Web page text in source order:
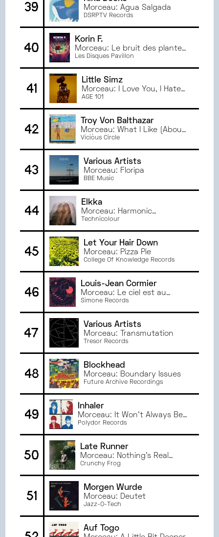
39 Morceau: Água Salgada
DSRPTV Records
40
Korin F.
Morceau: Le bruit des plantes
dans le béton
Les Disques Pavillon
41
Little Simz
Morceau: I Love You, I Hate
You
AGE 101
42
Troy Von Balthazar
Morceau: What I Like (About
Me)
Vicious Circle
43
Various Artists
Morceau: Floripa
BBE Music
44
Elkka
Morceau: Harmonic
Frequencies
Technicolour
45
Let Your Hair Down
Morceau: Pizza Pie
College Of Knowledge Records
46
Louis-Jean Cormier
Morceau: Le ciel est au
plancher
Simone Records
47
Various Artists
Morceau: Transmutation
Tresor Records
48
Blockhead
Morceau: Boundary Issues
Future Archive Recordings
49
Inhaler
Morceau: It Won't Always Be
Like This
Polydor Records
50
Late Runner
Morceau: Nothing's Real
Anymore
Crunchy Frog
51
Morgen Wurde
Morceau: Deutet
Jazz-O-Tech
Auf Togo